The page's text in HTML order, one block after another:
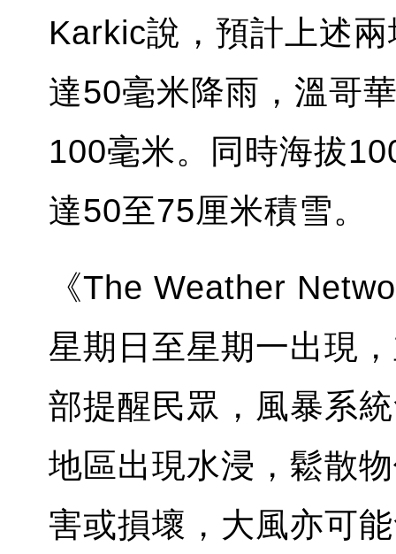
Karkic說，預計上述
達50毫米降雨，溫哥
100毫米。同時海拔
達50至75厘米積雪。
《The Weather
星期日至星期一出現
部提醒民眾，風暴系
地區出現水浸，鬆散
害或損壞，大風亦可